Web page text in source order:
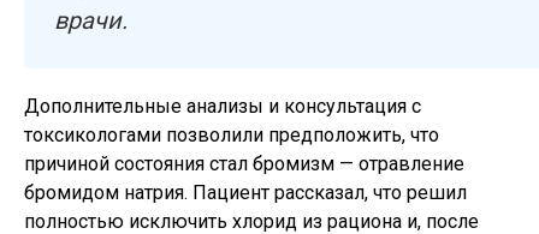
врачи.
Дополнительные анализы и консультация с
токсикологами позволили предположить, что
причиной состояния стал бромизм — отравление
бромидом натрия. Пациент рассказал, что решил
полностью исключить хлорид из рациона и, после